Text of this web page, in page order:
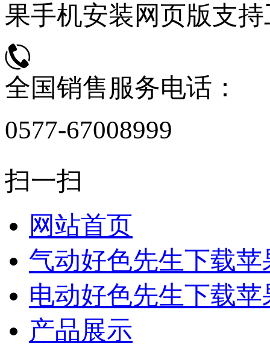
果手机安装网页版支
全国销售服务电话：
0577-67008999
扫一扫
网站首页
气动好色先生下载
电动好色先生下载
产品展示